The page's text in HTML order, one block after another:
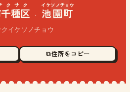
種区
クサク
· 池園町
イケソノチョウ
イケソノチョウ
⧉ 住所をコピー